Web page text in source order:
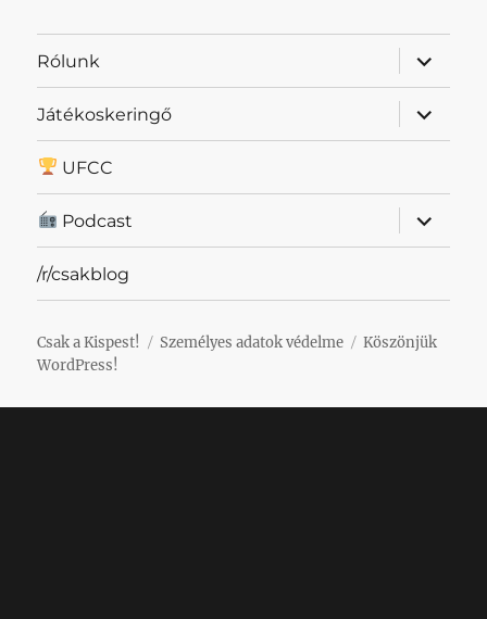
Rólunk
almenü
Játékoskeringő
almenü
UFCC
Podcast
almenü
/r/csakblog
Csak a Kispest! Személyes adatok védelme
Köszönjük
WordPress!